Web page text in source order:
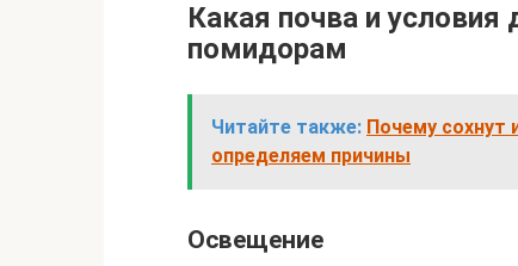
Какая почва и
помидорам
Читайте также: Почему сохнут
определяем причины
Освещение